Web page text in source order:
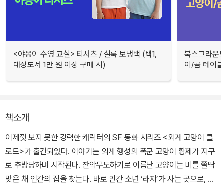
<야옹이 수영 교실> 티셔츠 / 실룩 보냉백 (택1,
대상도서 1만 원 이상 구매 시)
북스그라
이/곰 테이
책소개
이제껏 보지 못한 강력한 캐릭터의 SF 동화 시리즈 <외계 고양이 클
로드>가 출간되었다. 이야기는 외계 행성의 폭군 고양이 황제가 지구
로 추방당하며 시작된다. 잔악무도하기로 이름난 고양이는 비를 쫄딱
맞은 채 인간의 집을 찾는다. 바로 인간 소년 ‘라지’가 사는 곳으로, 라